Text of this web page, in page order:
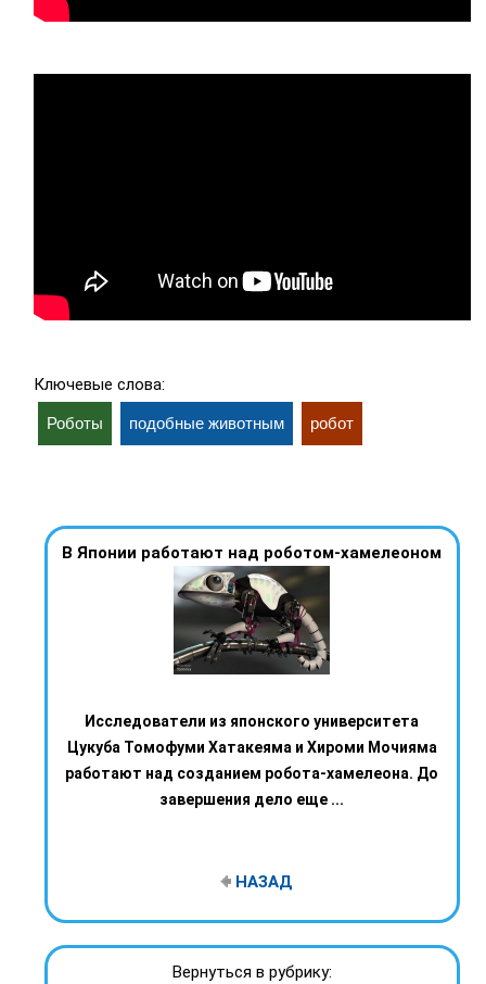
Ключевые слова:
Роботы подобные животным робот
В Японии работают над роботом-хамелеоном
Исследователи из японского университета
Цукуба Томофуми Хатакеяма и Хироми Мочияма
работают над созданием робота-хамелеона. До
завершения дело еще ...
НАЗАД
Вернуться в рубрику: